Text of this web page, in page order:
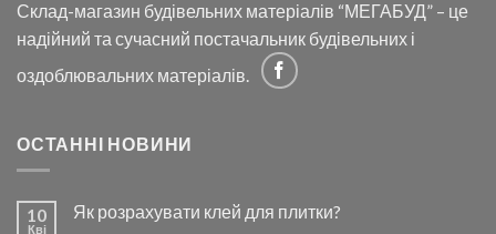
Склад-магазин будівельних матеріалів “МЕГАБУД” – це
надійний та сучасний постачальник будівельних і
оздоблювальних матеріалів.
ОСТАННІ НОВИНИ
10
Кві
Як розрахувати клей для плитки?